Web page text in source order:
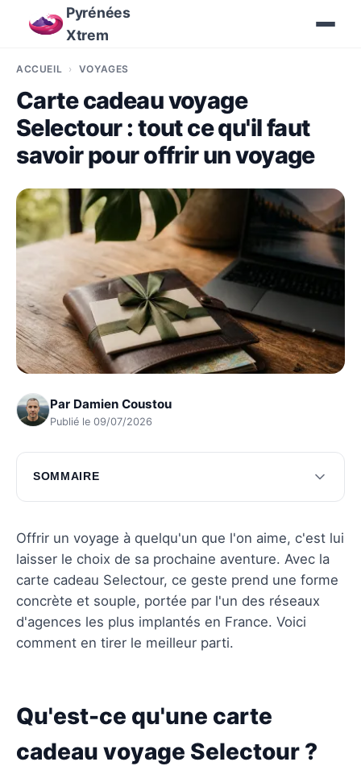
Pyrénées
Xtrem
ACCUEIL VOYAGES
Carte cadeau voyage
Selectour : tout ce qu'il faut
savoir pour offrir un voyage
Par Damien Coustou
Publié le 09/07/2026
SOMMAIRE
Qu'est-ce qu'une carte cadeau voyage
Comment acheter une carte cadeau Selectour
Utiliser la carte cadeau pour réserver un
voyage
Questions fréquentes sur la carte cadeau
Questions fréquentes
Offrir un voyage à quelqu'un que l'on aime, c'est lui
laisser le choix de sa prochaine aventure. Avec la
carte cadeau Selectour, ce geste prend une forme
concrète et souple, portée par l'un des réseaux
d'agences les plus implantés en France. Voici
comment en tirer le meilleur parti.
Qu'est-ce qu'une carte
cadeau voyage Selectour ?